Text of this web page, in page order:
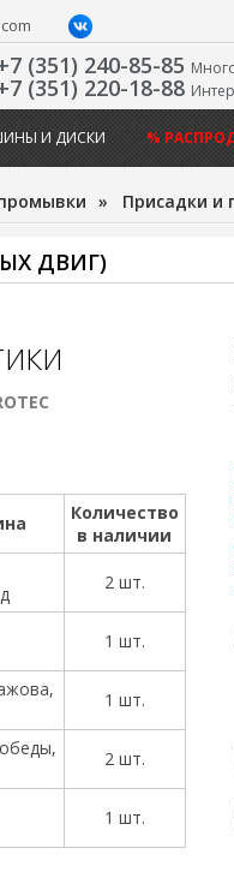
(351) 240-85-85
(351) 220-18-88
И ДИСКИ %
» Присадки и
ДВИГ)
Количество
в наличии
2 шт.
1 шт.
1 шт.
2 шт.
1 шт.